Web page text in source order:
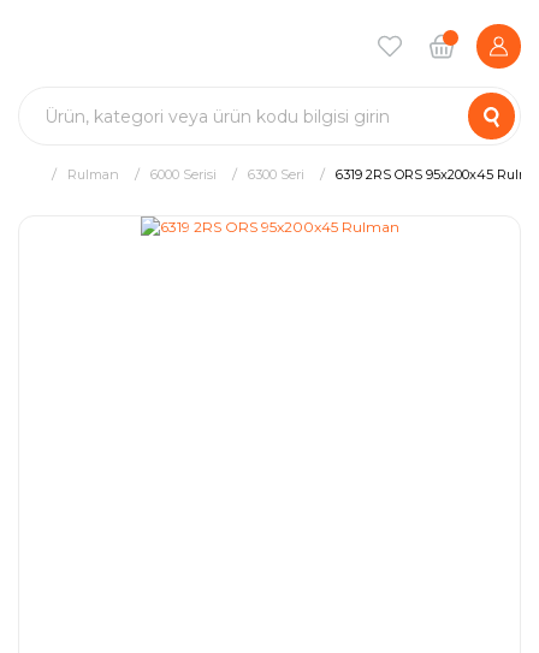
Rulman 6000 Serisi 6300 Seri 6319 2RS ORS 95x200x45